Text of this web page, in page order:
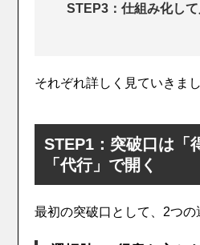
STEP3：仕組み化し
それぞれ詳しく見ていきまし
STEP1：突破口は「
「代行」で開く
最初の突破口として、2つの